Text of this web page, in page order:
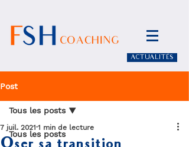
ACTUALITÉS
Post
Tous les posts
Tous les posts
7 juil. 2021 1 min de lecture